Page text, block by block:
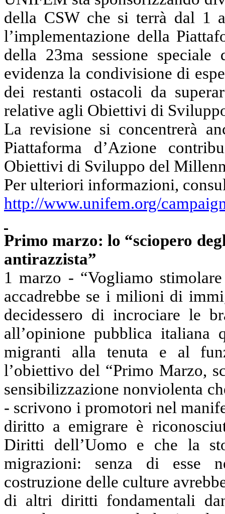
della CSW che si terrà dal 1
l’implementazione della
della 23ma sessione speciale
evidenza la condivisione di
dei restanti ostacoli da
relative agli Obiettivi di
Larevisione si concentrerà
Piattaforma d’Azione
Obiettivi di Sviluppo del
Per ulteriori informazioni,
http://www.unifem.org/
Primo marzo: lo “sciopero
antirazzista”
1 marzo - “Vogliamo
accadrebbe se i milioni di
decidessero di incrociare le
all’opinione pubblica italiana
migranti alla tenuta e al
l’obiettivo del “Primo Marzo,
sensibilizzazione nonviolenta
- scrivono i promotori nel
diritto a emigrare è
Diritti dell’Uomo e che la
migrazioni: senza di esse
costruzione delle culture
di altri diritti fondamentali